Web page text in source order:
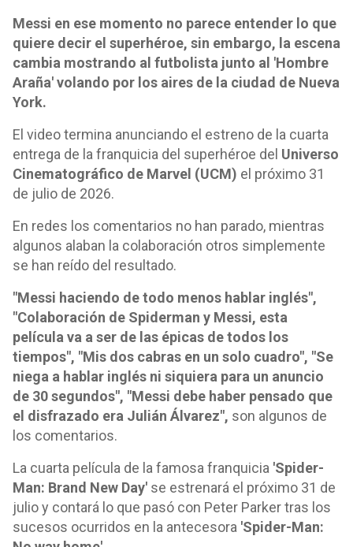
Messi en ese momento no parece entender lo que
quiere decir el superhéroe, sin embargo, la escena
cambia mostrando al futbolista junto al 'Hombre
Araña' volando por los aires de la ciudad de Nueva
York.
El video termina anunciando el estreno de la cuarta
entrega de la franquicia del superhéroe del Universo
Cinematográfico de Marvel (UCM) el próximo 31
de julio de 2026.
En redes los comentarios no han parado, mientras
algunos alaban la colaboración otros simplemente
se han reído del resultado.
"Messi haciendo de todo menos hablar inglés",
"Colaboración de Spiderman y Messi, esta
película va a ser de las épicas de todos los
tiempos", "Mis dos cabras en un solo cuadro", "Se
niega a hablar inglés ni siquiera para un anuncio
de 30 segundos", "Messi debe haber pensado que
el disfrazado era Julián Álvarez", son algunos de
los comentarios.
La cuarta película de la famosa franquicia 'Spider-
Man: Brand New Day' se estrenará el próximo 31 de
julio y contará lo que pasó con Peter Parker tras los
sucesos ocurridos en la antecesora 'Spider-Man: